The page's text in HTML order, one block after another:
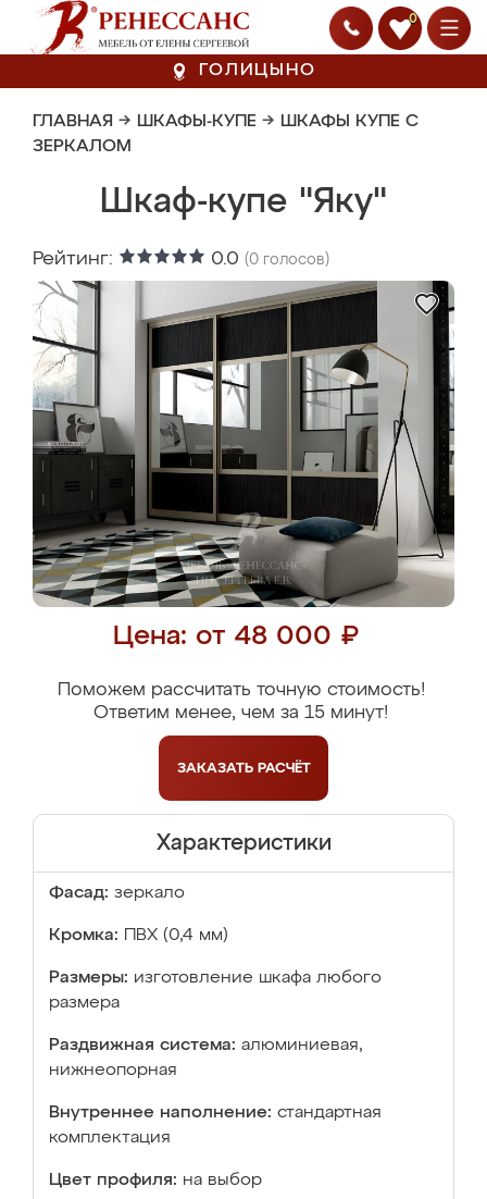
0
ГОЛИЦЫНО
ГЛАВНАЯ → ШКАФЫ-КУПЕ → ШКАФЫ КУПЕ С
ЗЕРКАЛОМ
Шкаф-купе "Яку"
Рейтинг: 0.0 (0 голосов)
Цена: от 48 000 ₽
Поможем рассчитать точную стоимость!
Ответим менее, чем за 15 минут!
ЗАКАЗАТЬ РАСЧЁТ
Характеристики
Фасад: зеркало
Кромка: ПВХ (0,4 мм)
Размеры: изготовление шкафа любого
размера
Раздвижная система: алюминиевая,
нижнеопорная
Внутреннее наполнение: стандартная
комплектация
Цвет профиля: на выбор